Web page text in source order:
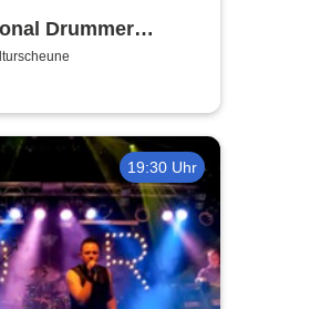
Drummer
|
19:30 Uhr